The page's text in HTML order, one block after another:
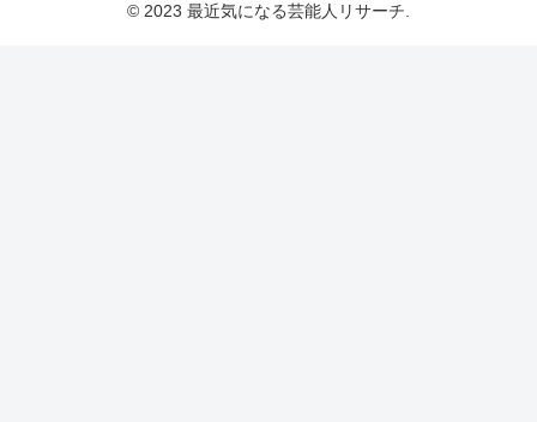
© 2023 最近気になる芸能人リサーチ.